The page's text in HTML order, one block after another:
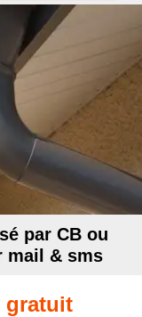
par CB ou
mail & sms
gratuit